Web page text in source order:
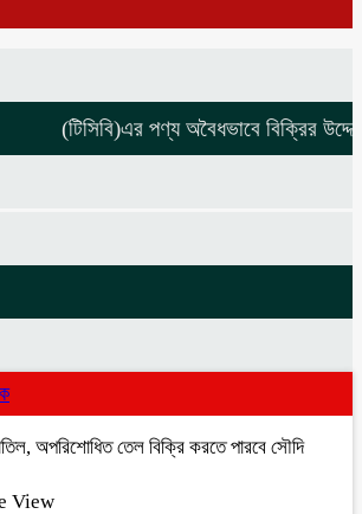
(টিসিবি)এর পণ্য অবৈধভাবে বিক্রির
অপরিশোধিত তেল বিক্রি করতে পারবে সৌদি
View